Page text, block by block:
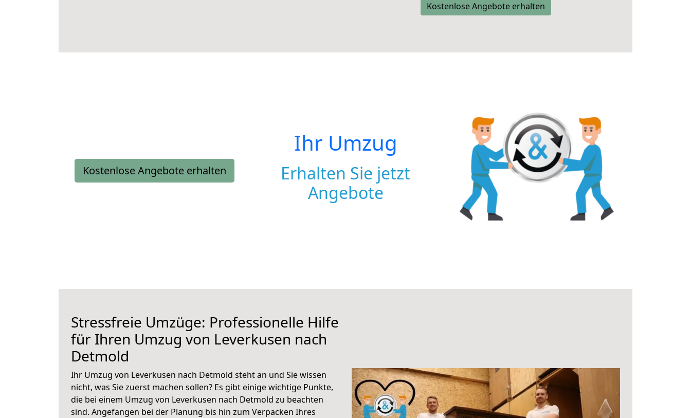
Kostenlose Angebote erhalten
Kostenlose Angebote erhalten
Ihr Umzug
Erhalten Sie jetzt
Angebote
Stressfreie Umzüge: Professionelle Hilfe
für Ihren Umzug von Leverkusen nach
Detmold
Ihr Umzug von Leverkusen nach Detmold steht an und Sie wissen
nicht, was Sie zuerst machen sollen? Es gibt einige wichtige Punkte,
die bei einem Umzug von Leverkusen nach Detmold zu beachten
sind. Angefangen bei der Planung bis hin zum Verpacken Ihres